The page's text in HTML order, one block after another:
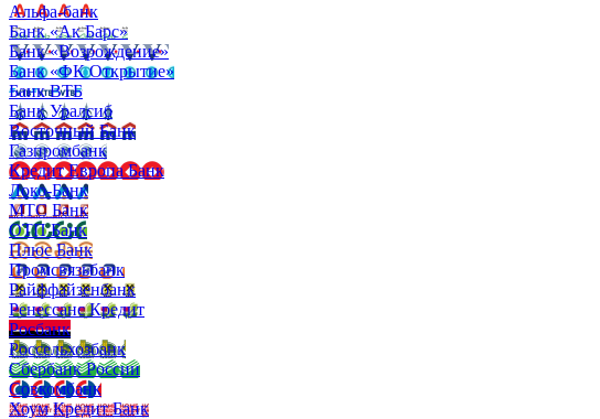
Альфа-банк
Банк «Ак Барс»
Банк «Возрождение»
Банк «ФК Открытие»
Банк ВТБ
Банк Уралсиб
Восточный Банк
Газпромбанк
Кредит Европа Банк
Локо-Банк
МТС Банк
ОТП Банк
Плюс Банк
Промсвязьбанк
Райффайзенбанк
Ренессанс Кредит
Росбанк
Россельхозбанк
Сбербанк России
Совкомбанк
Хоум Кредит Банк